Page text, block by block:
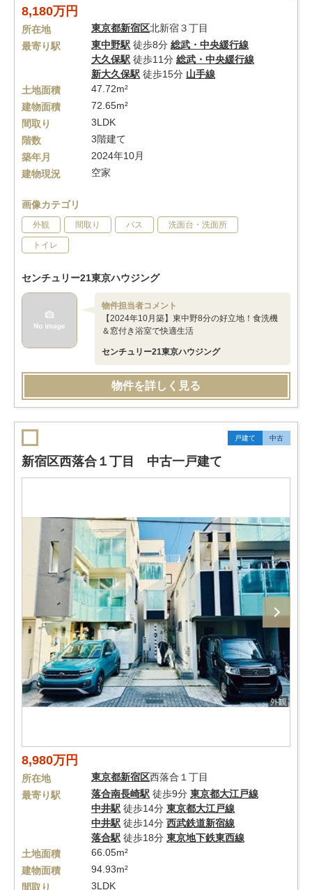
8,180万円
所在地 東京都新宿区北新宿３丁目
最寄り駅
東中野駅 徒歩8分 総武・中央緩行線
大久保駅 徒歩11分 総武・中央緩行線
新大久保駅 徒歩15分 山手線
土地面積
47.72m²
建物面積
72.65m²
間取り
3LDK
階数
3階建て
築年月
2024年10月
建物現況
空家
画像カテゴリ
外観 間取り バス 洗面台・洗面所
トイレ
センチュリー21東京ハウジング
物件担当者コメント
【2024年10月築】東中野8分の好立地！食洗機
＆窓付き浴室で快適生活
センチュリー21東京ハウジング
物件を詳しく見る
戸建て 中古
新宿区西落合１丁目 中古一戸建て
8,980万円
所在地 東京都新宿区西落合１丁目
最寄り駅
落合南長崎駅 徒歩9分 東京都大江戸線
中井駅 徒歩14分 東京都大江戸線
中井駅 徒歩14分 西武鉄道新宿線
落合駅 徒歩18分 東京地下鉄東西線
土地面積
66.05m²
建物面積
94.93m²
間取り
3LDK